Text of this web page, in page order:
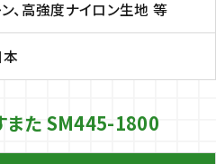
ン、高強度ナイロン生地 等
本
また SM445-1800